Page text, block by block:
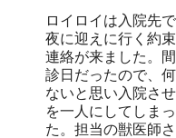
ロイロイは入院先
夜に迎えに行く約
連絡が来ました。
診日だったので、
ないと思い入院さ
を一人にしてしま
た。担当の獣医師